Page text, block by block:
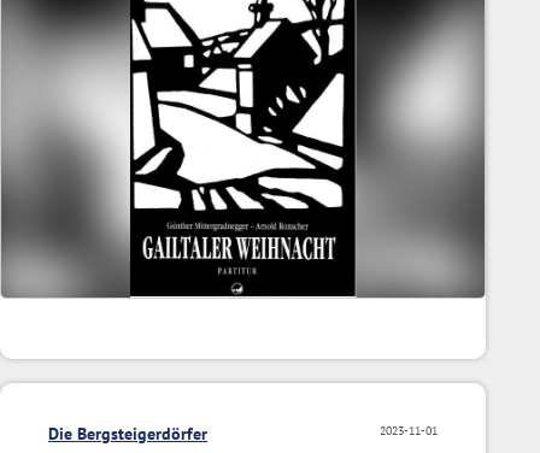
2023-11-01
Die Bergsteigerdörfer